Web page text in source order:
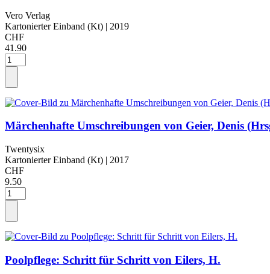
Vero Verlag
Kartonierter Einband (Kt) | 2019
CHF
41.90
Märchenhafte Umschreibungen von Geier, Denis
Twentysix
Kartonierter Einband (Kt) | 2017
CHF
9.50
Poolpflege: Schritt für Schritt von Eilers, H.